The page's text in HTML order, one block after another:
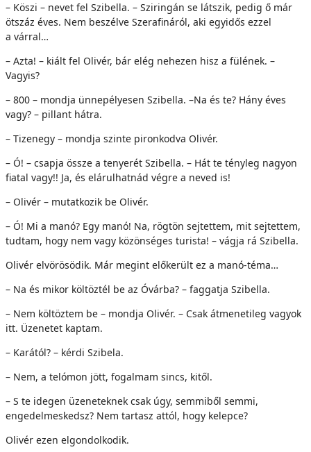
– Köszi – nevet fel Szibella. – Sziringán se látszik, pedig ő már
ötszáz éves. Nem beszélve Szerafináról, aki egyidős ezzel
a várral…
– Azta! – kiált fel Olivér, bár elég nehezen hisz a fülének. –
Vagyis?
– 800 – mondja ünnepélyesen Szibella. –Na és te? Hány éves
vagy? – pillant hátra.
– Tizenegy – mondja szinte pironkodva Olivér.
– Ó! – csapja össze a tenyerét Szibella. – Hát te tényleg nagyon
fiatal vagy!! Ja, és elárulhatnád végre a neved is!
– Olivér – mutatkozik be Olivér.
– Ó! Mi a manó? Egy manó! Na, rögtön sejtettem, mit sejtettem,
tudtam, hogy nem vagy közönséges turista! – vágja rá Szibella.
Olivér elvörösödik. Már megint előkerült ez a manó-téma…
– Na és mikor költöztél be az Óvárba? – faggatja Szibella.
– Nem költöztem be – mondja Olivér. – Csak átmenetileg vagyok
itt. Üzenetet kaptam.
– Karától? – kérdi Szibela.
– Nem, a telómon jött, fogalmam sincs, kitől.
– S te idegen üzeneteknek csak úgy, semmiből semmi,
engedelmeskedsz? Nem tartasz attól, hogy kelepce?
Olivér ezen elgondolkodik.